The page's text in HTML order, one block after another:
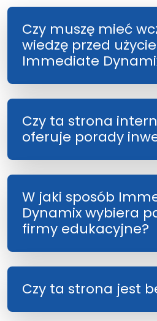
Czy muszę mieć
wiedzę przed
Immediate
Czy ta strona
oferuje porady
W jaki sposób
Dynamix wybiera
firmy edukacyjne?
Czy ta strona jest